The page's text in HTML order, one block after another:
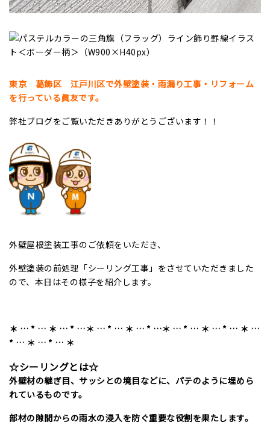
東京 葛飾区 江戸川区で外壁塗装・雨漏り工事・リフォーム
を行っている眞友です。
弊社ブログをご覧いただきありがとうございます！！
外壁屋根塗装工事のご依頼をいただき、
外壁塗装の前処理「シーリング工事」をさせていただきました
ので、本日はその様子を紹介します。
＊ … * … ＊ … * …＊ … * … ＊ … * …＊ … * … ＊ … * … ＊ …
* … ＊ … * … ＊
☆シーリングとは☆
外壁材の継ぎ目、サッシとの境目などに、パテのように埋めら
れているものです。
部材の隙間からの雨水の浸入を防ぐ重要な役割を果たします。